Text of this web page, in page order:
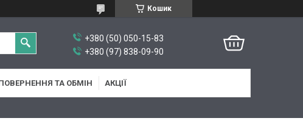
Кошик
+380 (50) 050-15-83
+380 (97) 838-09-90
ТА ОБМІН АКЦІЇ